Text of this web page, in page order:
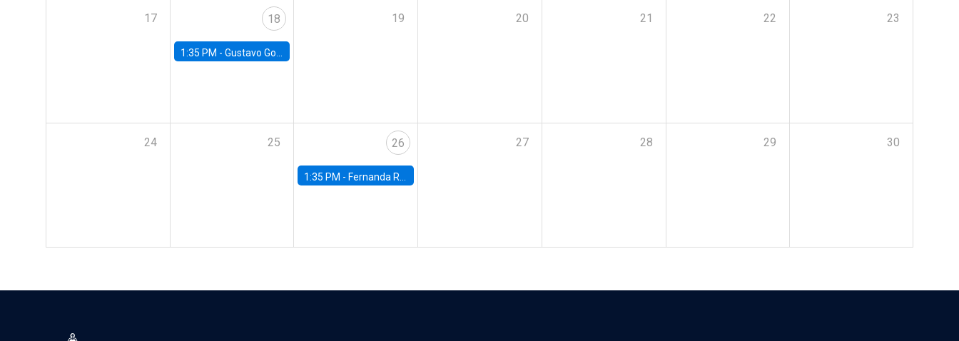
17 18
1:35 PM - Gustavo González, Banco Central de Chile
19 20 21 22 23
24 25 26
1:35 PM - Fernanda Rojas Ampuero, University of Wisconsin-Madison
27 28 29 30